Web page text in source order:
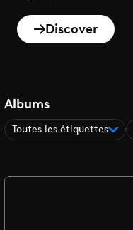
Discover
Albums
Toutes les étiquettes